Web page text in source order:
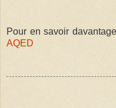
Pour en savoir
AQED